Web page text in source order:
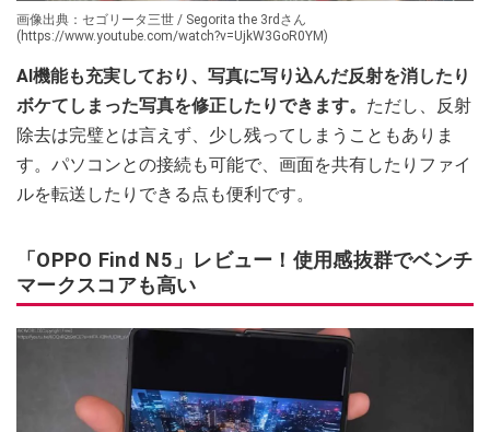
画像出典：セゴリータ三世 / Segorita the 3rdさん
(https://www.youtube.com/watch?v=UjkW3GoR0YM)
AI機能も充実しており、写真に写り込んだ反射を消したり
ボケてしまった写真を修正したりできます。 ただし、反射
除去は完璧とは言えず、少し残ってしまうこともありま
す。パソコンとの接続も可能で、画面を共有したりファイ
ルを転送したりできる点も便利です。
「OPPO Find N5」レビュー！使用感抜群でベンチ
マークスコアも高い